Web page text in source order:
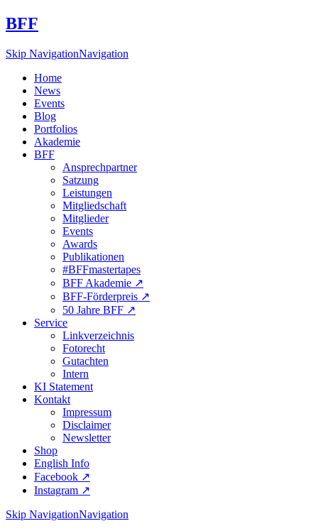
BFF
Skip NavigationNavigation
Home
News
Events
Blog
Portfolios
Akademie
BFF
Ansprechpartner
Satzung
Leistungen
Mitgliedschaft
Mitglieder
Events
Awards
Publikationen
#BFFmastertapes
BFF Akademie ↗︎
BFF-Förderpreis ↗︎
50 Jahre BFF ↗︎
Service
Linkverzeichnis
Fotorecht
Gutachten
Intern
KI Statement
Kontakt
Impressum
Disclaimer
Newsletter
Shop
English Info
Facebook ↗︎
Instagram ↗︎
Skip NavigationNavigation